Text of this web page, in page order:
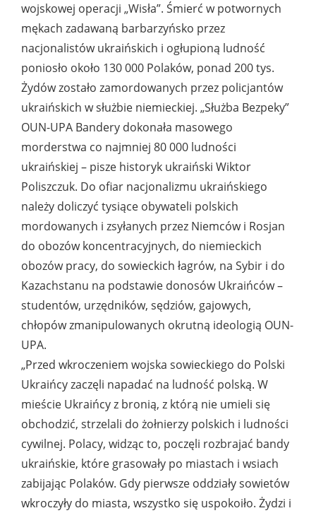
wojskowej operacji „Wisła”. Śmierć w potwornych
mękach zadawaną barbarzyńsko przez
nacjonalistów ukraińskich i ogłupioną ludność
poniosło około 130 000 Polaków, ponad 200 tys.
Żydów zostało zamordowanych przez policjantów
ukraińskich w służbie niemieckiej. „Służba Bezpeky”
OUN-UPA Bandery dokonała masowego
morderstwa co najmniej 80 000 ludności
ukraińskiej – pisze historyk ukraiński Wiktor
Poliszczuk. Do ofiar nacjonalizmu ukraińskiego
należy doliczyć tysiące obywateli polskich
mordowanych i zsyłanych przez Niemców i Rosjan
do obozów koncentracyjnych, do niemieckich
obozów pracy, do sowieckich łagrów, na Sybir i do
Kazachstanu na podstawie donosów Ukraińców –
studentów, urzędników, sędziów, gajowych,
chłopów zmanipulowanych okrutną ideologią OUN-
UPA.
„Przed wkroczeniem wojska sowieckiego do Polski
Ukraińcy zaczęli napadać na ludność polską. W
mieście Ukraińcy z bronią, z którą nie umieli się
obchodzić, strzelali do żołnierzy polskich i ludności
cywilnej. Polacy, widząc to, poczęli rozbrajać bandy
ukraińskie, które grasowały po miastach i wsiach
zabijając Polaków. Gdy pierwsze oddziały sowietów
wkroczyły do miasta, wszystko się uspokoiło. Żydzi i